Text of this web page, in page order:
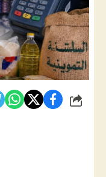
شارك